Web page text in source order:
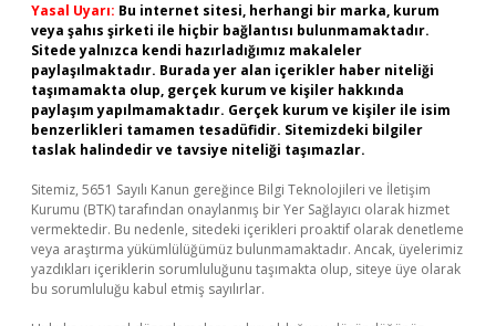
Yasal Uyarı: Bu internet sitesi, herhangi bir marka, kurum
veya şahıs şirketi ile hiçbir bağlantısı bulunmamaktadır.
Sitede yalnızca kendi hazırladığımız makaleler
paylaşılmaktadır. Burada yer alan içerikler haber niteliği
taşımamakta olup, gerçek kurum ve kişiler hakkında
paylaşım yapılmamaktadır. Gerçek kurum ve kişiler ile isim
benzerlikleri tamamen tesadüfidir. Sitemizdeki bilgiler
taslak halindedir ve tavsiye niteliği taşımazlar.
Sitemiz, 5651 Sayılı Kanun gereğince Bilgi Teknolojileri ve İletişim
Kurumu (BTK) tarafından onaylanmış bir Yer Sağlayıcı olarak hizmet
vermektedir. Bu nedenle, sitedeki içerikleri proaktif olarak denetleme
veya araştırma yükümlülüğümüz bulunmamaktadır. Ancak, üyelerimiz
yazdıkları içeriklerin sorumluluğunu taşımakta olup, siteye üye olarak
bu sorumluluğu kabul etmiş sayılırlar.